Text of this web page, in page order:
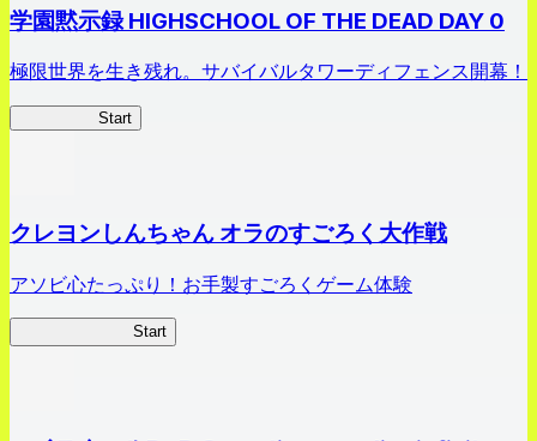
学園黙示録 HIGHSCHOOL OF THE DEAD DAY 0
極限世界を生き残れ。サバイバルタワーディフェンス開幕！
Start
クレヨンしんちゃん オラのすごろく大作戦
アソビ心たっぷり！お手製すごろくゲーム体験
Start